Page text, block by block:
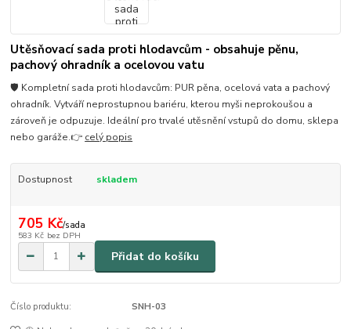
Utěsňovací sada proti hlodavcům - obsahuje pěnu,
pachový ohradník a ocelovou vatu
🛡️ Kompletní sada proti hlodavcům: PUR pěna, ocelová vata a pachový
ohradník. Vytváří neprostupnou bariéru, kterou myši neprokoušou a
zároveň je odpuzuje. Ideální pro trvalé utěsnění vstupů do domu, sklepa
nebo garáže.👉 celý popis
Dostupnost skladem
705 Kč/sada
583 Kč bez DPH
Přidat do košíku
Číslo produktu: SNH-03